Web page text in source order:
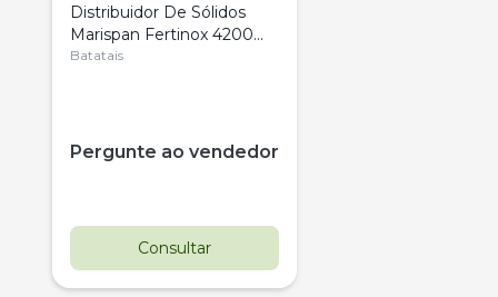
Distribuidor De Sólidos
Marispan Fertinox 4200
Citrus
Batatais
Pergunte ao vendedor
Consultar